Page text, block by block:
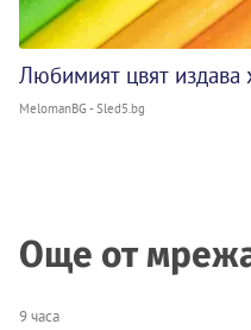
Любимият цвят издава
MelomanBG - Sled5.bg
Още от
9 часа